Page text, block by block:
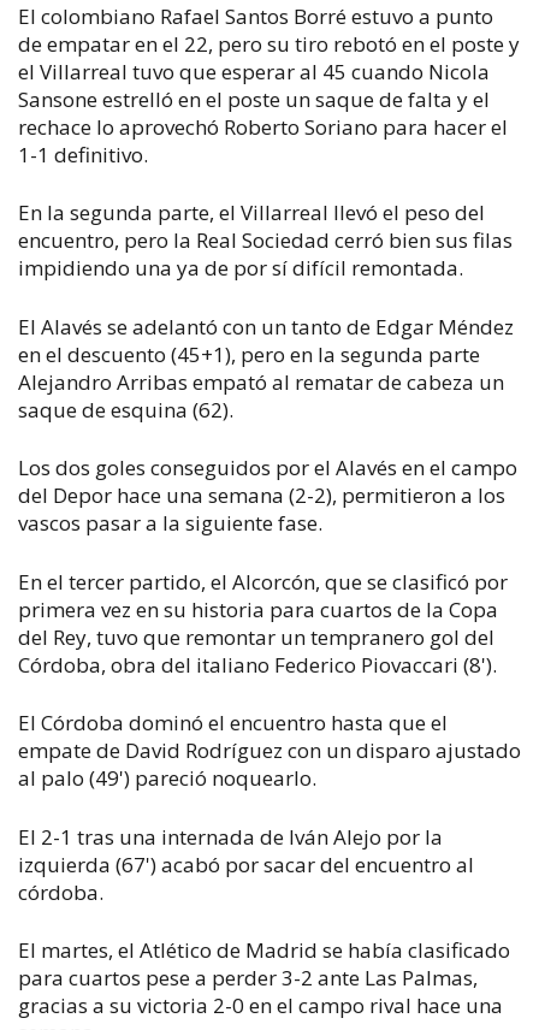
El colombiano Rafael Santos Borré estuvo a punto
de empatar en el 22, pero su tiro rebotó en el poste y
el Villarreal tuvo que esperar al 45 cuando Nicola
Sansone estrelló en el poste un saque de falta y el
rechace lo aprovechó Roberto Soriano para hacer el
1-1 definitivo.
En la segunda parte, el Villarreal llevó el peso del
encuentro, pero la Real Sociedad cerró bien sus filas
impidiendo una ya de por sí difícil remontada.
El Alavés se adelantó con un tanto de Edgar Méndez
en el descuento (45+1), pero en la segunda parte
Alejandro Arribas empató al rematar de cabeza un
saque de esquina (62).
Los dos goles conseguidos por el Alavés en el campo
del Depor hace una semana (2-2), permitieron a los
vascos pasar a la siguiente fase.
En el tercer partido, el Alcorcón, que se clasificó por
primera vez en su historia para cuartos de la Copa
del Rey, tuvo que remontar un tempranero gol del
Córdoba, obra del italiano Federico Piovaccari (8').
El Córdoba dominó el encuentro hasta que el
empate de David Rodríguez con un disparo ajustado
al palo (49') pareció noquearlo.
El 2-1 tras una internada de Iván Alejo por la
izquierda (67') acabó por sacar del encuentro al
córdoba.
El martes, el Atlético de Madrid se había clasificado
para cuartos pese a perder 3-2 ante Las Palmas,
gracias a su victoria 2-0 en el campo rival hace una